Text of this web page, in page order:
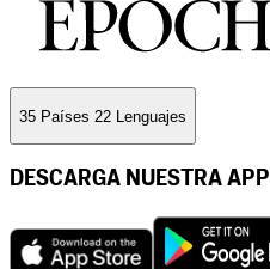
35 Países 22 Lenguajes
DESCARGA NUESTRA APP